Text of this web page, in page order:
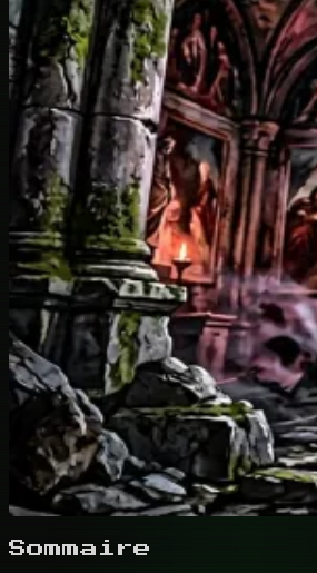
Sommaire